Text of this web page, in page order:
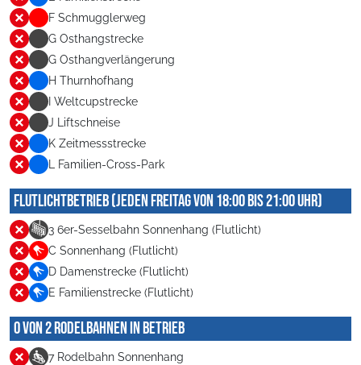
F Schmugglerweg
G Osthangstrecke
G Osthangverlängerung
H Thurnhofhang
I Weltcupstrecke
J Liftschneise
K Zeitmessstrecke
L Familien-Cross-Park
Flutlichtbetrieb (jeden Freitag von 18:00 bis 21:00 Uhr)
3 6er-Sesselbahn Sonnenhang (Flutlicht)
C Sonnenhang (Flutlicht)
D Damenstrecke (Flutlicht)
E Familienstrecke (Flutlicht)
0 von 2 Rodelbahnen in Betrieb
7 Rodelbahn Sonnenhang